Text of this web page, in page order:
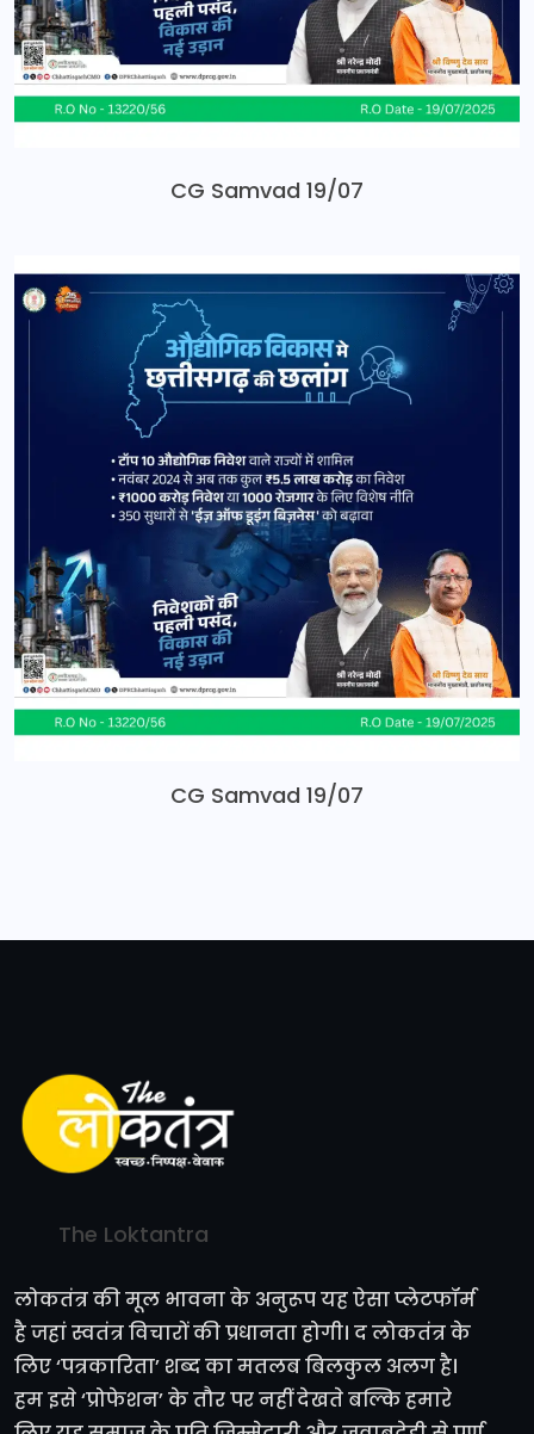
CG Samvad 19/07
CG Samvad 19/07
The Loktantra
लोकतंत्र की मूल भावना के अनुरूप यह ऐसा प्लेटफॉर्म
है जहां स्वतंत्र विचारों की प्रधानता होगी। द लोकतंत्र के
लिए ‘पत्रकारिता’ शब्द का मतलब बिलकुल अलग है।
हम इसे ‘प्रोफेशन’ के तौर पर नहीं देखते बल्कि हमारे